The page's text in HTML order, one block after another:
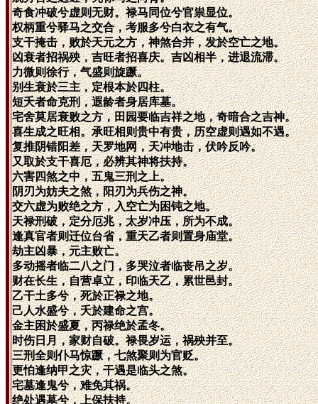
奇食冲破兮虚则无财。禄马同位兮官祟显位。
权柄重兮驿马之交合，考服多兮白衣之有气。
支干掩击，败於天元之方，神煞合并，发於空亡之地。
凶衰者招祸殃，吉旺者招喜庆。吉凶相半，进退流滞。
力微则徐行，气盛则旋蹶。
别生衰於三主，定根本於四柱。
短夭者命克刑，遐龄者身居库墓。
宅舍莫居衰败之方，田园要临吉祥之地，奇暗合之吉神。
喜生成之旺相。承旺相则贵中有贵，历空虚则遇如不遇。
复推阴错阳差，天罗地网，天冲地击，伏吟反吟。
又取於支干喜厄，必辨其神将扶持。
六害四煞之中，五鬼三刑之上。
阴刃为妨夫之煞，阳刃为兵伤之神。
交六虚为败绝之方，入空亡为困钝之地。
天禄刑破，定分厄兆，太岁冲压，所为不成。
逢真官者则迁位台省，重天乙者则置身庙堂。
劫主凶暴，元主败亡。
多动摇者临二八之门，多哭泣者临丧吊之岁。
财在长生，自营卓立，印临天乙，累世邑封。
乙干土多兮，死於正禄之地。
己人水盛兮，夭於建命之宫。
金主困於盛夏，丙禄绝於孟冬。
时伤日月，家财自破。禄畏岁运，祸殃并至。
三刑全则仆马惊蹶，七煞聚则为官贬。
更怕逢纳甲之灾，干遇是临头之煞。
宅墓逢鬼兮，难免其祸。
绝处遇墓兮，上保扶持。